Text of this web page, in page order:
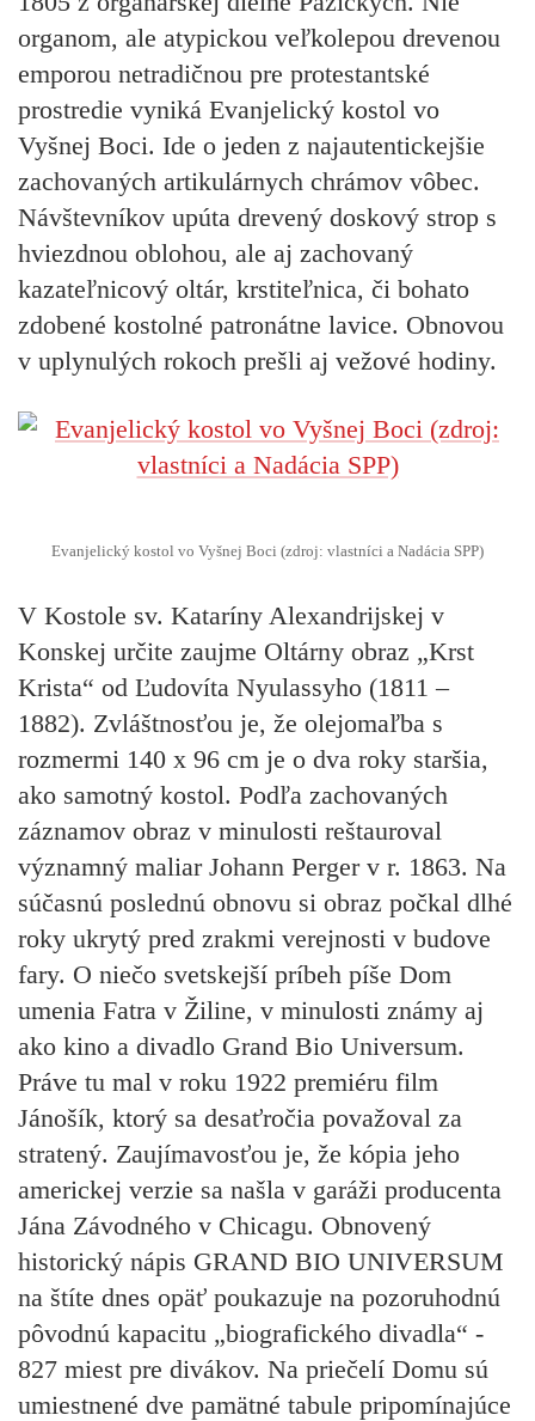
organom, ale atypickou veľkolepou drevenou
emporou netradičnou pre protestantské
prostredie vyniká Evanjelický kostol vo
Vyšnej Boci. Ide o jeden z najautentickejšie
zachovaných artikulárnych chrámov vôbec.
Návštevníkov upúta drevený doskový strop s
hviezdnou oblohou, ale aj zachovaný
kazateľnicový oltár, krstiteľnica, či bohato
zdobené kostolné patronátne lavice. Obnovou
v uplynulých rokoch prešli aj vežové hodiny.
Evanjelický kostol vo Vyšnej Boci (zdroj: vlastníci a Nadácia SPP)
V Kostole sv. Kataríny Alexandrijskej v
Konskej určite zaujme Oltárny obraz „Krst
Krista“ od Ľudovíta Nyulassyho (1811 –
1882). Zvláštnosťou je, že olejomaľba s
rozmermi 140 x 96 cm je o dva roky staršia,
ako samotný kostol. Podľa zachovaných
záznamov obraz v minulosti reštauroval
významný maliar Johann Perger v r. 1863. Na
súčasnú poslednú obnovu si obraz počkal dlhé
roky ukrytý pred zrakmi verejnosti v budove
fary. O niečo svetskejší príbeh píše Dom
umenia Fatra v Žiline, v minulosti známy aj
ako kino a divadlo Grand Bio Universum.
Práve tu mal v roku 1922 premiéru film
Jánošík, ktorý sa desaťročia považoval za
stratený. Zaujímavosťou je, že kópia jeho
americkej verzie sa našla v garáži producenta
Jána Závodného v Chicagu. Obnovený
historický nápis GRAND BIO UNIVERSUM
na štíte dnes opäť poukazuje na pozoruhodnú
pôvodnú kapacitu „biografického divadla“ -
827 miest pre divákov. Na priečelí Domu sú
umiestnené dve pamätné tabule pripomínajúce